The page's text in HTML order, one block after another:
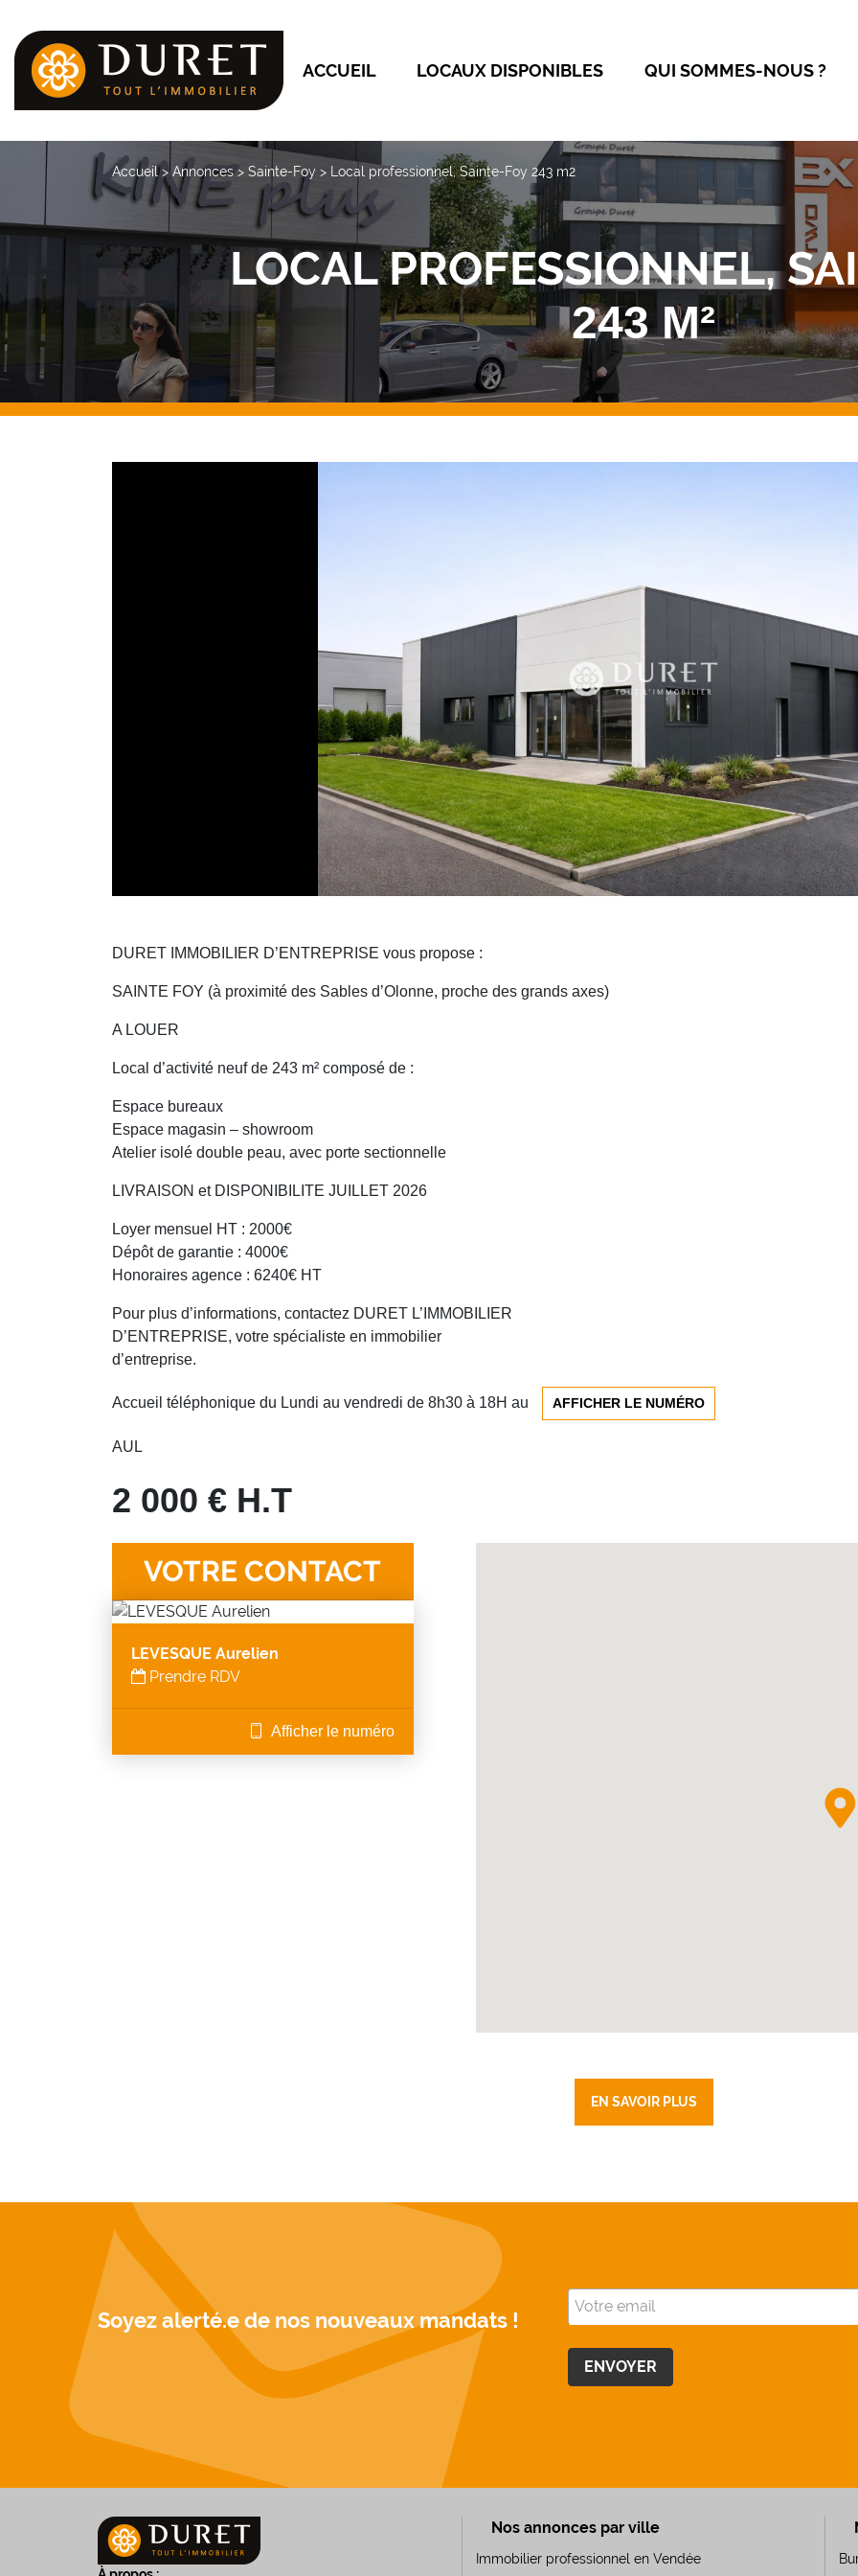
ACCUEIL LOCAUX DISPONIBLES QUI SOMMES-NOUS ?
Accueil>Annonces> Sainte-Foy > Local professionnel, Sainte-Foy 243 m2
LOCAL PROFESSIONNEL,
243 M²
DURET IMMOBILIER D’ENTREPRISE vous propose :
SAINTE FOY (à proximité des Sables d’Olonne, proche des grands axes)
A LOUER
Local d’activité neuf de 243 m² composé de :
Espace bureaux
Espace magasin – showroom
Atelier isolé double peau, avec porte sectionnelle
LIVRAISON et DISPONIBILITE JUILLET 2026
Loyer mensuel HT : 2000€
Dépôt de garantie : 4000€
Honoraires agence : 6240€ HT
Pour plus d’informations, contactez DURET L’IMMOBILIER
D’ENTREPRISE, votre spécialiste en immobilier
d’entreprise.
Accueil téléphonique du Lundi au vendredi de 8h30 à 18H au AFFICHER LE NUMÉRO
AUL
2 000 € H.T
VOTRE CONTACT
LEVESQUE Aurelien
Prendre RDV
Afficher le numéro
EN SAVOIR PLUS
Soyez alerté.e de nos nouveaux mandats !
Nos annonces par ville
Immobilier professionnel en Vendée